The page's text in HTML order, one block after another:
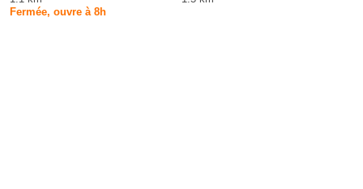
Fermée, ouvre à 8h